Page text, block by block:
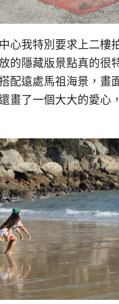
心我特別要求上二樓
的隱藏版景點真的很
配遠處馬祖海景，畫
畫了一個大大的愛心